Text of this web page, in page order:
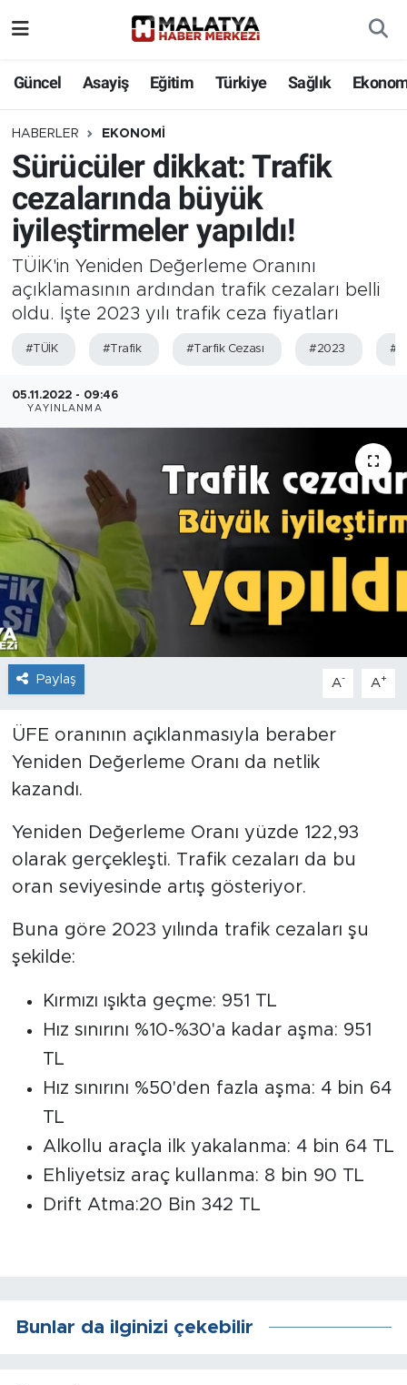
Güncel Asayiş Eğitim Türkiye Sağlık
HABERLER EKONOMI
Sürücüler dikkat: Trafik
cezalarında büyük
iyileştirmeler yapıldı!
TÜİK'in Yeniden Değerleme Oranını
açıklamasının ardından trafik cezaları belli
oldu. İşte 2023 yılı trafik ceza fiyatları
#TÜİK #Trafik #Tarfik Cezası #2023
05.11.2022 - 09:46
YAYINLANMA
Paylaş A- A+
ÜFE oranının açıklanmasıyla beraber
Yeniden Değerleme Oranı da netlik
kazandı.
Yeniden Değerleme Oranı yüzde 122,93
olarak gerçekleşti. Trafik cezaları da bu
oran seviyesinde artış gösteriyor.
Buna göre 2023 yılında trafik cezaları şu
şekilde:
Kırmızı ışıkta geçme: 951 TL
Hız sınırını %10-%30'a kadar aşma: 951
TL
Hız sınırını %50'den fazla aşma: 4 bin 64
TL
Alkollu araçla ilk yakalanma: 4 bin 64 TL
Ehliyetsiz araç kullanma: 8 bin 90 TL
Drift Atma:20 Bin 342 TL
Bunlar da ilginizi çekebilir
Eğitim
Türkiye
Sağlık
Güncel
Kültür
Teknoloji
Dünya
Spor
Yazıhan
Kuluncak
Yeşilyurt
Doğanyol
Arguvan
Darende
Doğanşehir
Kale
Pütürge
Magazin
Siyaset